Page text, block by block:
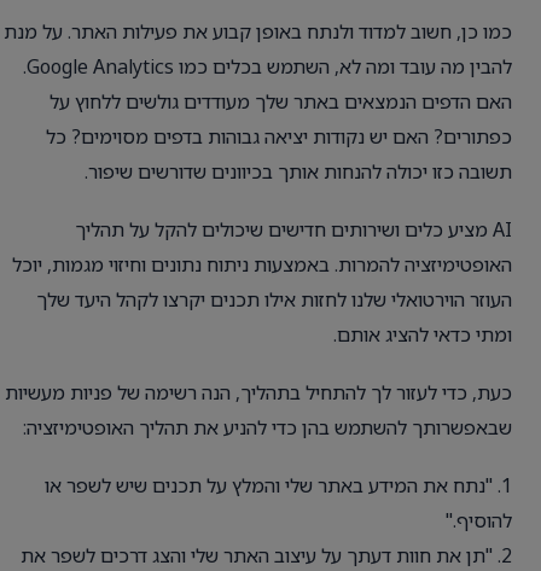
כמו כן, חשוב למדוד ולנתח באופן קבוע את פעילות האתר. על מנת
להבין מה עובד ומה לא, השתמש בכלים כמו Google Analytics.
האם הדפים הנמצאים באתר שלך מעודדים גולשים ללחוץ על
כפתורים? האם יש נקודות יציאה גבוהות בדפים מסוימים? כל
תשובה כזו יכולה להנחות אותך בכיוונים שדורשים שיפור.
AI מציע כלים ושירותים חדישים שיכולים להקל על תהליך
האופטימיזציה להמרות. באמצעות ניתוח נתונים וחיזוי מגמות, יוכל
העוזר הוירטואלי שלנו לחזות אילו תכנים יקרצו לקהל היעד שלך
ומתי כדאי להציג אותם.
כעת, כדי לעזור לך להתחיל בתהליך, הנה רשימה של פניות מעשיות
שבאפשרותך להשתמש בהן כדי להניע את תהליך האופטימיזציה:
1. "נתח את המידע באתר שלי והמלץ על תכנים שיש לשפר או
להוסיף."
2. "תן את חוות דעתך על עיצוב האתר שלי והצג דרכים לשפר את